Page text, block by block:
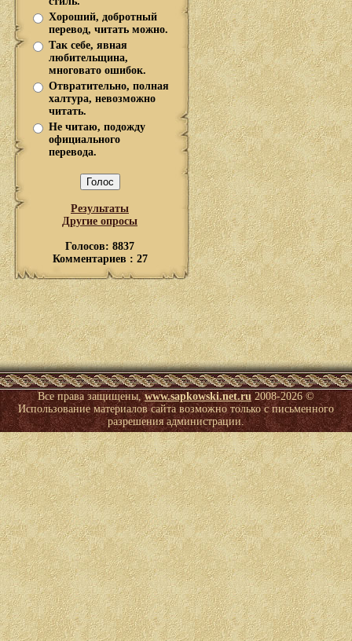
Хороший, добротный
перевод, читать можно.
Так себе, явная
любительщина,
многовато ошибок.
Отвратительно, полная
халтура, невозможно
читать.
Не читаю, подожду
официального
перевода.
Результаты
Другие опросы
Голосов: 8837
Комментариев : 27
Все права защищены,www.sapkowski.net.ru2008-2026 ©
Использование материалов сайта возможно только с письменного
разрешения администрации.